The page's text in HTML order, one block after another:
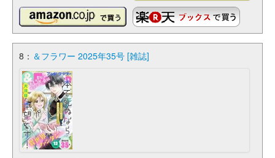
8： ＆フラワー 2025年35号 [雑誌]